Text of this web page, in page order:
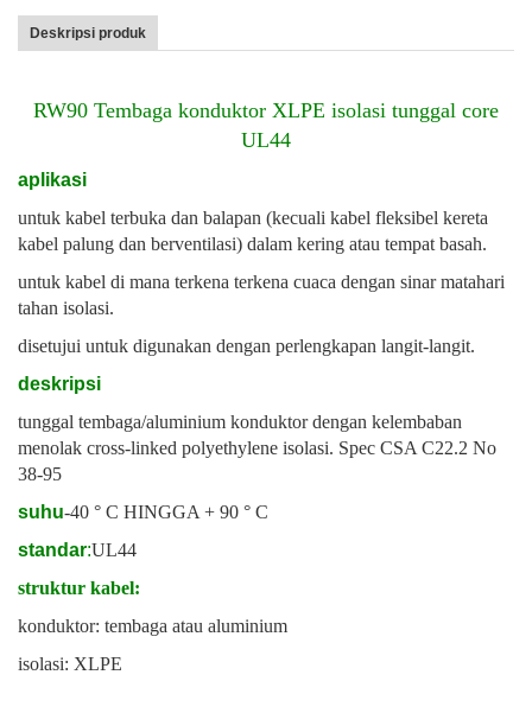
Deskripsi produk
RW90 Tembaga konduktor XLPE isolasi tunggal core
UL44
aplikasi
untuk kabel terbuka dan balapan (kecuali kabel fleksibel kereta
kabel palung dan berventilasi) dalam kering atau tempat basah.
untuk kabel di mana terkena terkena cuaca dengan sinar matahari
tahan isolasi.
disetujui untuk digunakan dengan perlengkapan langit-langit.
deskripsi
tunggal tembaga/aluminium konduktor dengan kelembaban
menolak cross-linked polyethylene isolasi. Spec CSA C22.2 No
38-95
suhu-40 ° C HINGGA + 90 ° C
standar:UL44
struktur kabel:
konduktor: tembaga atau aluminium
isolasi: XLPE